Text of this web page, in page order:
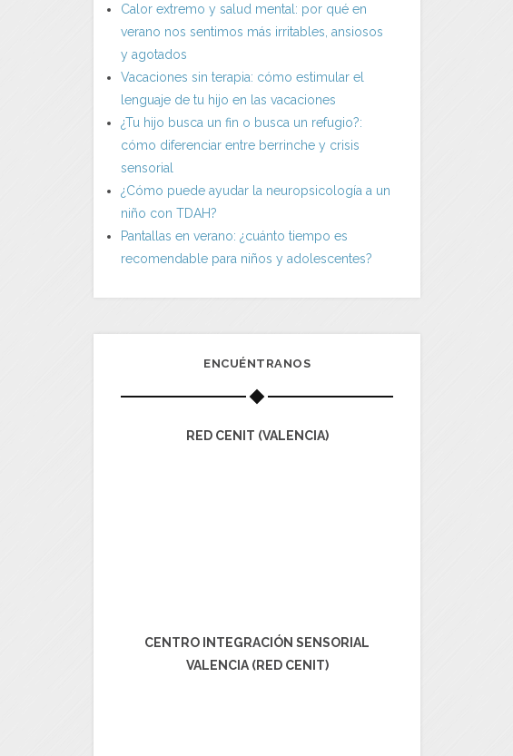
Calor extremo y salud mental: por qué en
verano nos sentimos más irritables, ansiosos
y agotados
Vacaciones sin terapia: cómo estimular el
lenguaje de tu hijo en las vacaciones
¿Tu hijo busca un fin o busca un refugio?:
cómo diferenciar entre berrinche y crisis
sensorial
¿Cómo puede ayudar la neuropsicología a un
niño con TDAH?
Pantallas en verano: ¿cuánto tiempo es
recomendable para niños y adolescentes?
ENCUÉNTRANOS
RED CENIT (VALENCIA)
CENTRO INTEGRACIÓN SENSORIAL
VALENCIA (RED CENIT)